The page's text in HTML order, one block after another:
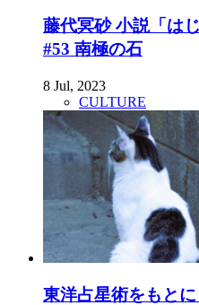
藤代冥砂 小説「は
#53 南極の石
8 Jul, 2023
CULTURE
東洋占星術をもと